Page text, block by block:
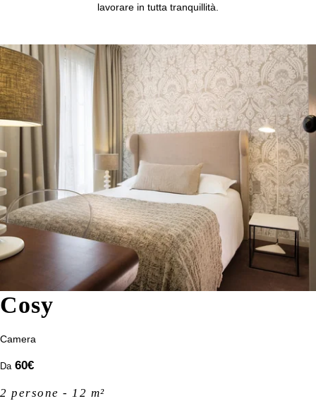
lavorare in tutta tranquillità.
Cosy
Camera
Da 60€
2 persone - 12 m²